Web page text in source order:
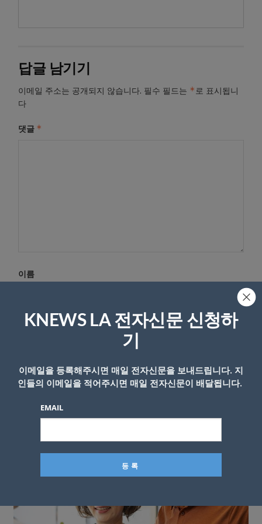
답글 남기기
이메일 주소는 공개되지 않습니다. 필수 필드는 *로 표시됩니
다
댓글 *
이름
KNEWS LA 전자신문 신청하
기
이메일을 등록해주시면 매일 전자신문을 보내드립니다. 지
인들의 이메일을 적어주시면 매일 전자신문이 배달됩니다.
EMAIL